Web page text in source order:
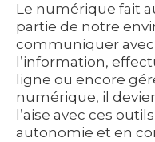
Le numérique fait
partie de notre
communiquer avec
l’information,
ligne ou encore
numérique, il
l’aise avec ces
autonomie et en